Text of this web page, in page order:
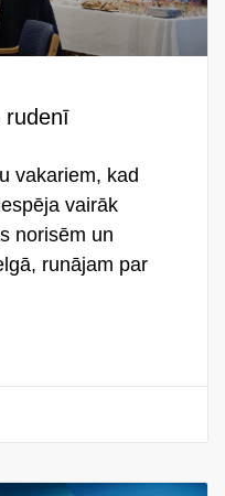
rudenī
vakariem, kad
vairāk
norisēm un
runājam par